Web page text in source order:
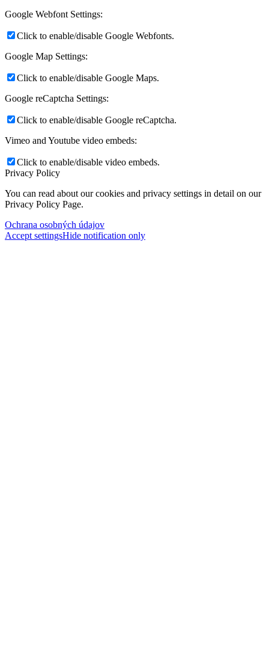
Google Webfont Settings:
Click to enable/disable Google Webfonts.
Google Map Settings:
Click to enable/disable Google Maps.
Google reCaptcha Settings:
Click to enable/disable Google reCaptcha.
Vimeo and Youtube video embeds:
Click to enable/disable video embeds.
Privacy Policy
You can read about our cookies and privacy settings in detail on our
Privacy Policy Page.
Ochrana osobných údajov
Accept settingsHide notification only